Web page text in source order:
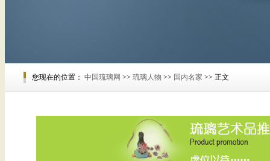
您现在的位置： 中国琉璃网 >> 琉璃人物 >> 国内名家 >> 正文